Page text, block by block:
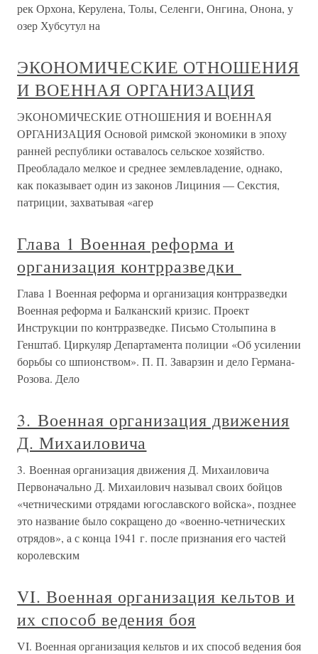
рек Орхона, Керулена, Толы, Селенги, Онгина, Онона, у
озер Хубсутул на
ЭКОНОМИЧЕСКИЕ ОТНОШЕНИЯ
И ВОЕННАЯ ОРГАНИЗАЦИЯ
ЭКОНОМИЧЕСКИЕ ОТНОШЕНИЯ И ВОЕННАЯ
ОРГАНИЗАЦИЯ Основой римской экономики в эпоху
ранней республики оставалось сельское хозяйство.
Преобладало мелкое и среднее землевладение, однако,
как показывает один из законов Лициния — Секстия,
патриции, захватывая «агер
Глава 1 Военная реформа и
организация контрразведки
Глава 1 Военная реформа и организация контрразведки
Военная реформа и Балканский кризис. Проект
Инструкции по контрразведке. Письмо Столыпина в
Генштаб. Циркуляр Департамента полиции «Об усилении
борьбы со шпионством». П. П. Заварзин и дело Германа-
Розова. Дело
3. Военная организация движения
Д. Михаиловича
3. Военная организация движения Д. Михаиловича
Первоначально Д. Михаилович называл своих бойцов
«четническими отрядами югославского войска», позднее
это название было сокращено до «военно-четнических
отрядов», а с конца 1941 г. после признания его частей
королевским
VI. Военная организация кельтов и
их способ ведения боя
VI. Военная организация кельтов и их способ ведения боя